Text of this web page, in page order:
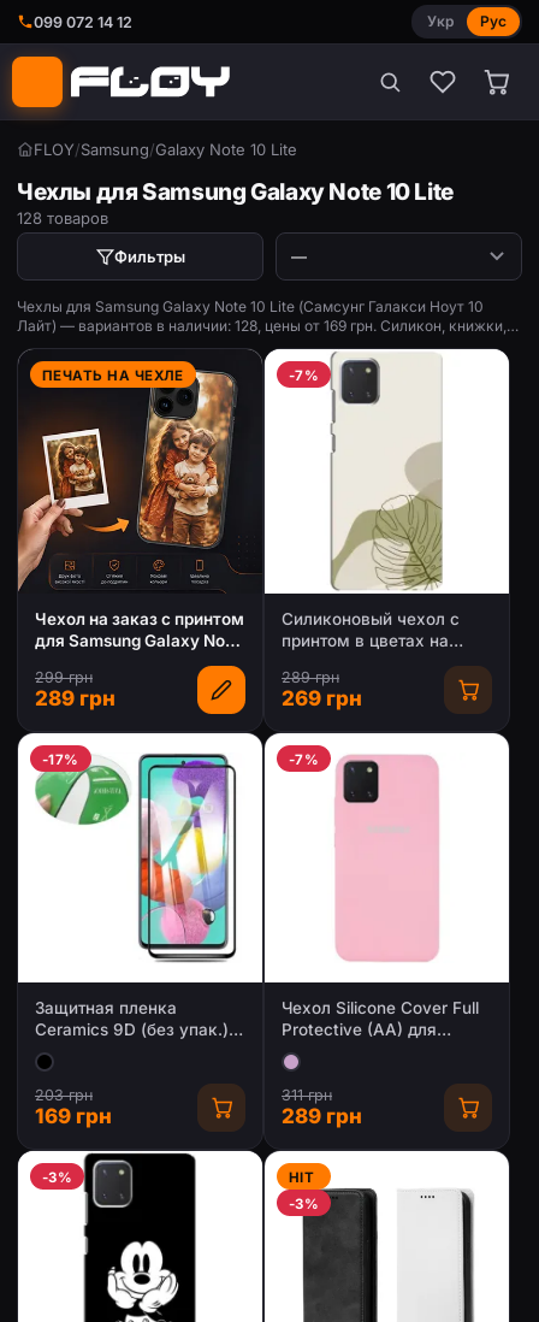
099 072 14 12 Укр Рус
FLOY/Samsung/Galaxy Note 10 Lite
Чехлы для Samsung Galaxy Note 10 Lite
128 товаров
Фильтры
Чехлы для Samsung Galaxy Note 10 Lite (Самсунг Галакси Ноут 10
Лайт) — вариантов в наличии: 128, цены от 169 грн. Силикон, книжки,
противоударные, с принтом.
ПЕЧАТЬ НА ЧЕХЛЕ
Чехол на заказ с принтом
для Samsung Galaxy Note
299 грн
289 грн
-7%
Силиконовый чехол с
принтом в цветах на
Samsung Galaxy Note 10
Lite
289 грн
269 грн
-17%
Защитная пленка
Ceramics 9D (без упак.)
для Samsung Galaxy A71 /
Note 10 Lite / S10 Lite /
M51 / M62
203 грн
169 грн
-7%
Чехол Silicone Cover Full
Protective (AA) для
Samsung Galaxy Note 10
Lite (A81)
311 грн
289 грн
-3%
HIT
-3%